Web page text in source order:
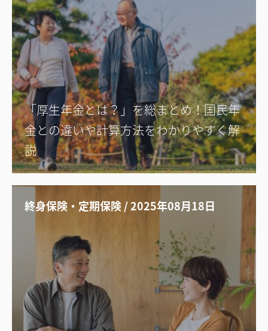
「厚生年金とは？」を総まとめ！国民年
金との違いや計算方法をわかりやすく解
説
終身保険・定期保険 / 2025年08月18日